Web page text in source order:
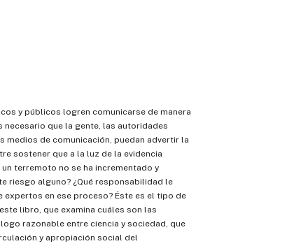
y públicos logren comunicarse de manera
necesario que la gente, las autoridades
medios de comunicación, puedan advertir la
sostener que a la luz de la evidencia
terremoto no se ha incrementado y
riesgo alguno? ¿Qué responsabilidad le
expertos en ese proceso? Éste es el tipo de
libro, que examina cuáles son las
razonable entre ciencia y sociedad, que
y apropiación social del